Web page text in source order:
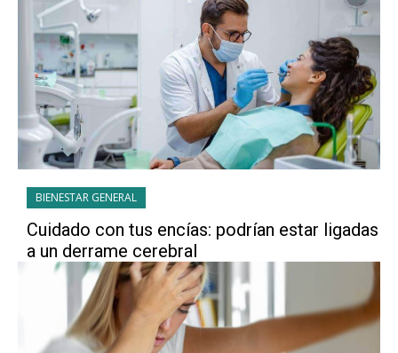
BIENESTAR GENERAL
Cuidado con tus encías: podrían estar ligadas
a un derrame cerebral